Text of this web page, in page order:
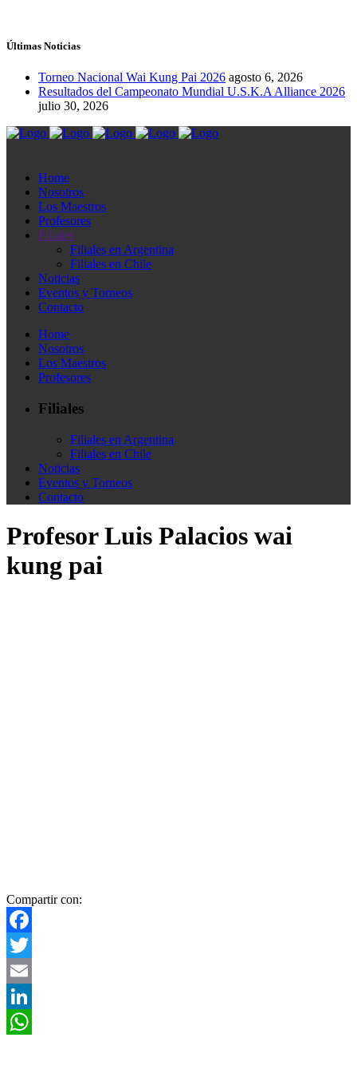
Últimas Noticias
Torneo Nacional Wai Kung Pai 2026 agosto 6, 2026
Resultados del Campeonato Mundial U.S.K.A Alliance 2026
julio 30, 2026
Home
Nosotros
Los Maestros
Profesores
Filiales
Filiales en Argentina
Filiales en Chile
Noticias
Eventos y Torneos
Contacto
Home
Nosotros
Los Maestros
Profesores
Filiales
Filiales en Argentina
Filiales en Chile
Noticias
Eventos y Torneos
Contacto
Profesor Luis Palacios wai
kung pai
Compartir con:
Facebook
Twitter
Email
LinkedIn